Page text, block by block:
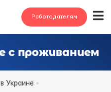
Работодателям
с проживанием
Украине